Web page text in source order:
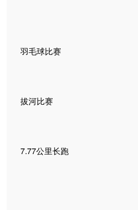
羽毛球比赛
拔河比赛
7.77公里长跑